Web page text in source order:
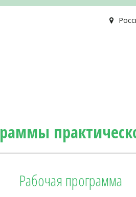
Рабочая программа